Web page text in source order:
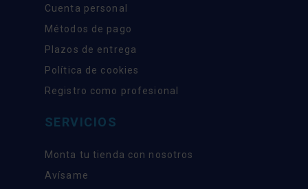
Cuenta personal
Métodos de pago
Plazos de entrega
Política de cookies
Registro como profesional
SERVICIOS
Monta tu tienda con nosotros
Avísame